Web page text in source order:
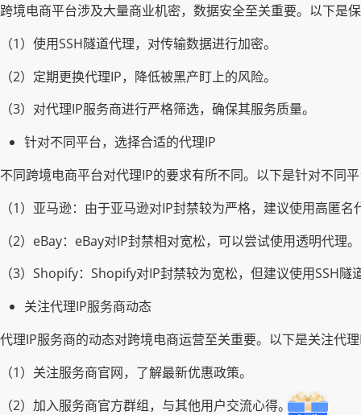
跨境电商平台涉及大量商业机密，数据安全至关重要。以下是
（1）使用SSH隧道代理，对传输数据进行加密。
（2）定期更换代理IP，降低被黑产盯上的风险。
（3）对代理IP服务商进行严格筛选，确保其服务质量。
针对不同平台，选择合适的代理IP
不同跨境电商平台对代理IP的要求有所不同。以下是针对不同
（1）亚马逊：由于亚马逊对IP封禁较为严格，建议使用高匿名
（2）eBay：eBay对IP封禁相对宽松，可以尝试使用透明代理。
（3）Shopify：Shopify对IP封禁较为宽松，但建议使用SSH
关注代理IP服务商动态
代理IP服务商的动态对跨境电商运营至关重要。以下是关注代
（1）关注服务商官网，了解最新优惠政策。
（2）加入服务商官方群组，与其他用户交流心得。